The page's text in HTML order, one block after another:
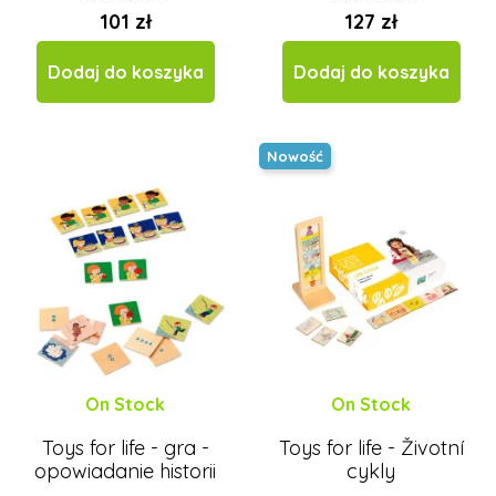
101 zł
Dodaj do koszyka
młoteczkiem
127 zł
Dodaj do koszyka
On Stock
Toys for life - gra -
opowiadanie historii
Nowość
On Stock
Toys for life - Životní
cykly